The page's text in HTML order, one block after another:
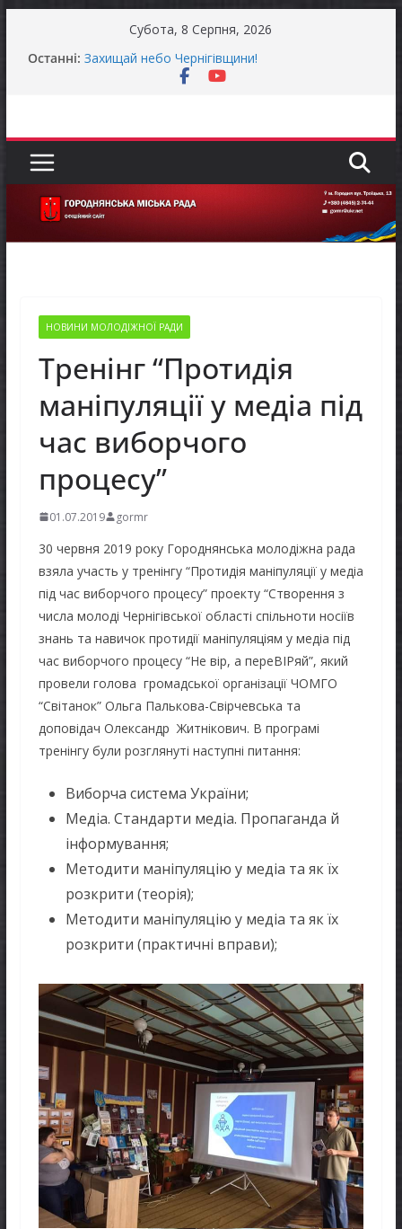
Субота, 8 Серпня, 2026
Останні: Захищай небо Чернігівщини!
Батьки майбутніх першокласників уже можуть
Як отримати компенсацію за товари, придбані
Уповноважений Верховної Ради України з
прав людини проводить опитування щодо
реалізації права осіб з інвалідністю на працю
НОВИНИ МОЛОДІЖНОЇ РАДИ
Тренінг “Протидія
маніпуляції у медіа під
час виборчого
процесу”
01.07.2019 gormr
30 червня 2019 року Городнянська молодіжна рада
взяла участь у тренінгу “Протидія маніпуляції у медіа
під час виборчого процесу” проекту “Створення з
числа молоді Чернігівської області спільноти носіїв
знань та навичок протидії маніпуляціям у медіа під
час виборчого процесу “Не вір, а переВІРяй”, який
провели голова громадської організації ЧОМГО
“Світанок” Ольга Палькова-Свірчевська та
доповідач Олександр Житнікович. В програмі
тренінгу були розглянуті наступні питання:
Виборча система України;
Медіа. Стандарти медіа. Пропаганда й
інформування;
Методити маніпуляцію у медіа та як їх
розкрити (теорія);
Методити маніпуляцію у медіа та як їх
розкрити (практичні вправи);